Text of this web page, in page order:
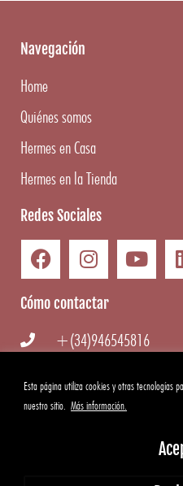
Esta página utiliza cookies y otras tecnologías
nuestro sitio. Más información.
Navegación
Home
Quiénes somos
Hermes en Casa
Hermes en la Tienda
Redes Sociales
Cómo contactar
+(34)946545816
info@hermesgourmet.com
WhatsApp